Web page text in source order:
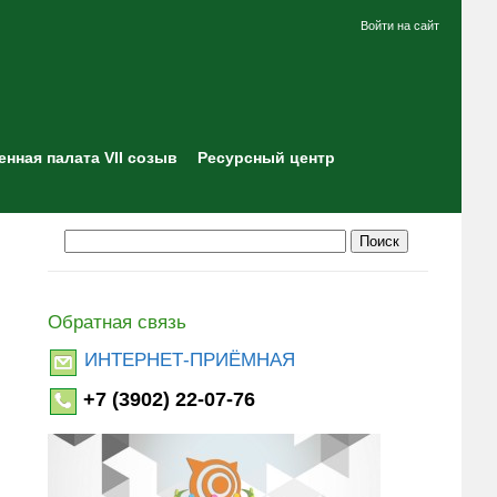
Войти на сайт
палата VII созыв Ресурсный центр
Обратная связь
ИНТЕРНЕТ-ПРИЁМНАЯ
+7 (3902) 22-07-76